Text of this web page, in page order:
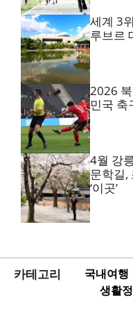
세계 3
루브르
2026
민국 축
4월 강
문학길,
‘이곳’
카테고리 국내여행
생활